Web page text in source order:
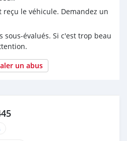
reçu le véhicule. Demandez un
sous-évalués. Si c'est trop beau
un abus